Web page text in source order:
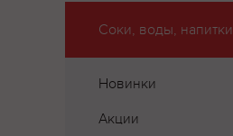
Соки, воды, напитки
Новинки
Акции